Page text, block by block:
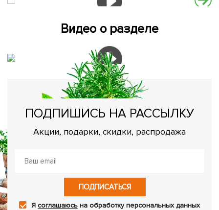
Видео о разделе
ПОДПИШИСЬ НА РАССЫЛКУ
Акции, подарки, скидки, распродажа
ПОДПИСАТЬСЯ
Ясоглашаюсь на обработку персональных данных